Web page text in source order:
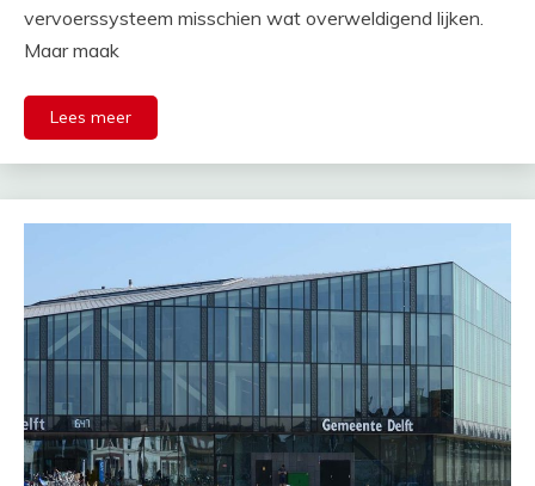
vervoerssysteem misschien wat overweldigend lijken.
Maar maak
Lees meer